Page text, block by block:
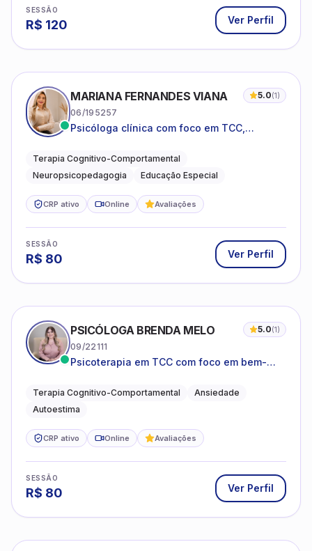
SESSÃO
R$ 120 Ver Perfil
MARIANA FERNANDES VIANA 5.0(1)
06/195257
Psicóloga clínica com foco em TCC,
do neurodesenvolvimento.
Terapia Cognitivo-Comportamental
Neuropsicopedagogia
Educação Especial
CRP ativo Online Avaliações
SESSÃO
R$ 80 Ver Perfil
PSICÓLOGA BRENDA MELO 5.0(1)
09/22111
Psicoterapia em TCC com foco em bem-
o cotidiano
Terapia Cognitivo-Comportamental
Ansiedade
Autoestima
CRP ativo Online Avaliações
SESSÃO
R$ 80 Ver Perfil